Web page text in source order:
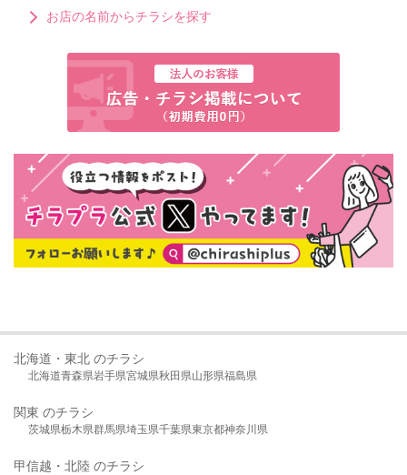
お店の名前からチラシを探す
北海道・東北 のチラシ
北海道青森県岩手県宮城県秋田県山形県福島県
関東 のチラシ
茨城県栃木県群馬県埼玉県千葉県東京都神奈川県
甲信越・北陸 のチラシ